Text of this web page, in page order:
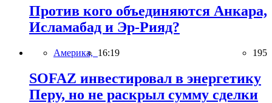
Против кого объединяются Анкара,
Исламабад и Эр-Рияд?
Америка, 16:19 195
SOFAZ инвестировал в энергетику
Перу, но не раскрыл сумму сделки